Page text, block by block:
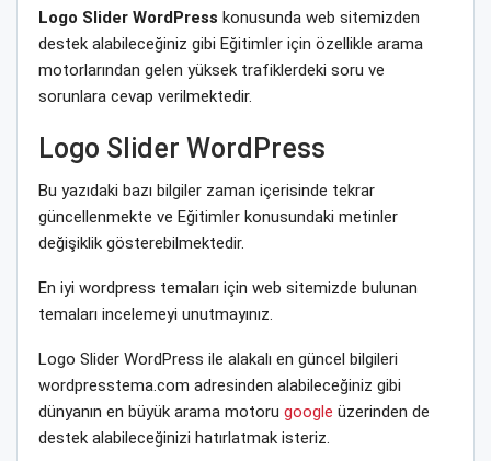
Logo Slider WordPress konusunda web sitemizden
destek alabileceğiniz gibi Eğitimler için özellikle arama
motorlarından gelen yüksek trafiklerdeki soru ve
sorunlara cevap verilmektedir.
Logo Slider WordPress
Bu yazıdaki bazı bilgiler zaman içerisinde tekrar
güncellenmekte ve Eğitimler konusundaki metinler
değişiklik gösterebilmektedir.
En iyi wordpress temaları için web sitemizde bulunan
temaları incelemeyi unutmayınız.
Logo Slider WordPress ile alakalı en güncel bilgileri
wordpresstema.com adresinden alabileceğiniz gibi
dünyanın en büyük arama motoru google üzerinden de
destek alabileceğinizi hatırlatmak isteriz.